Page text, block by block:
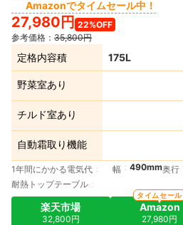
Amazonでタイムセール中！
27,980円 22%OFF
参考価格： 35,800円
定格内容積 175L
野菜室あり
チルド室あり
自動霜取り機能
1年間にかかる電気代 幅 490mm奥行
耐熱トップテーブル
楽天市場
32,800円
Amazon
27,980円
タイムセール